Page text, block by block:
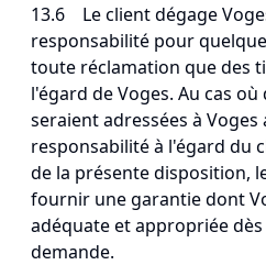
13.6 Le client dégage
responsabilité pour
toute réclamation que des
l'égard de Voges. Au cas
seraient adressées à Voges
responsabilité à l'égard du
de la présente disposition,
fournir une garantie dont
adéquate et appropriée
demande.